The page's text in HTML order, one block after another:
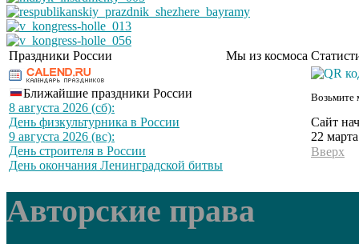
Праздники России Мы из космоса
Ближайшие праздники России
8 августа 2026 (сб):
День физкультурника в России
9 августа 2026 (вс):
День строителя в России
День окончания Ленинградской битвы
Возьмите
Сайт
22
Вверх
Авторские права